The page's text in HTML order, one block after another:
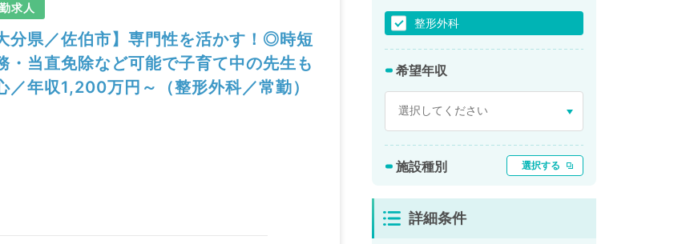
求人
分県／佐伯市】専門性を活かす！◎時短
・当直免除など可能で子育て中の先生も
／年収1,200万円～（整形外科／常勤）
整形外科
希望年収
施設種別 選択する
詳細条件